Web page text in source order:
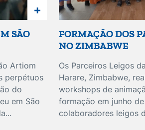
+
SÃO
Artiom
perpétuos
do
em São
FORMAÇÃO DOS
NO ZIMBABWE
Os Parceiros Leigos
Harare, Zimbabwe,
workshops de
formação em junho
colaboradores leigos